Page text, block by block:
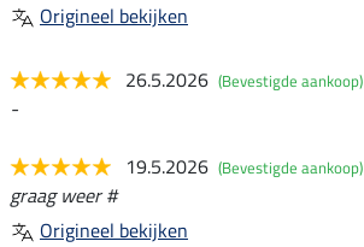
Origineel bekijken
26.5.2026 (Bevestigde aankoop)
-
19.5.2026 (Bevestigde aankoop)
graag weer #
Origineel bekijken